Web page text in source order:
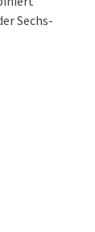
Sechs-